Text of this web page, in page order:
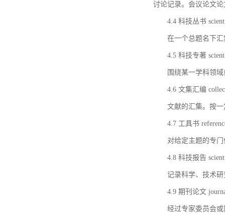
讨论记录。会议论文
4.4 科技丛书
在一个总题名下
4.5 科技专著
围绕某一学科领
4.6 文集汇编
文献的汇集。按
4.7 工具书
对给定主题的专
4.8 科技报告
记录科学、技术
4.9 期刊论文
经过专家委员会